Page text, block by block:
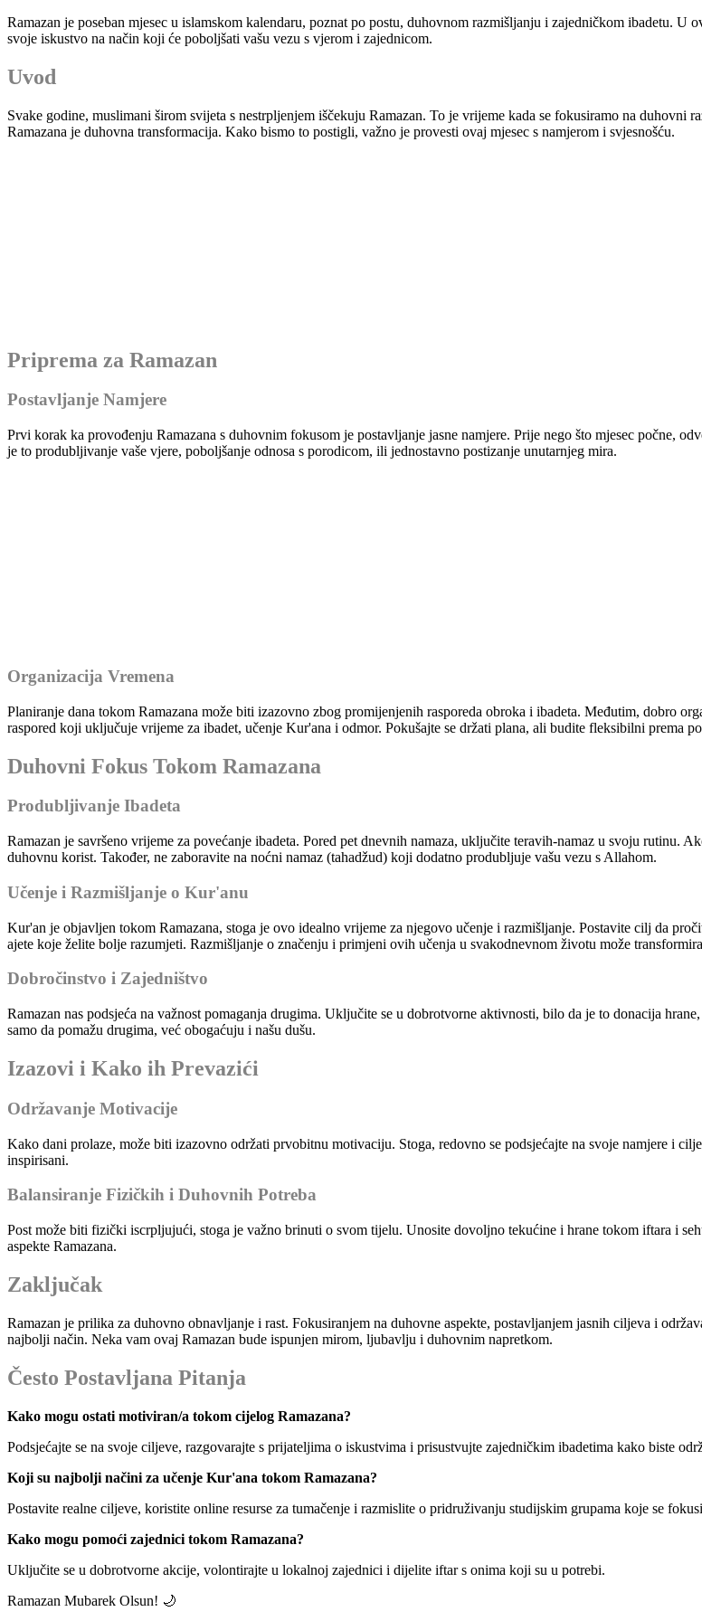
Ramazan je poseban mjesec u islamskom kalendaru, poznat po postu, duhovnom razmišljanju i zajedničkom ibadetu.
svoje iskustvo na način koji će poboljšati vašu vezu s vjerom i zajednicom.
Uvod
Svake godine, muslimani širom svijeta s nestrpljenjem iščekuju Ramazan. To je vrijeme kada se fokusiramo na
Ramazana je duhovna transformacija. Kako bismo to postigli, važno je provesti ovaj mjesec s namjerom i svjesnošću.
Priprema za Ramazan
Postavljanje Namjere
Prvi korak ka provođenju Ramazana s duhovnim fokusom je postavljanje jasne namjere. Prije nego što mjesec počne,
je to produbljivanje vaše vjere, poboljšanje odnosa s porodicom, ili jednostavno postizanje unutarnjeg mira.
Organizacija Vremena
Planiranje dana tokom Ramazana može biti izazovno zbog promijenjenih rasporeda obroka i ibadeta. Međutim, dobro
raspored koji uključuje vrijeme za ibadet, učenje Kur'ana i odmor. Pokušajte se držati plana, ali budite fleksibilni prema
Duhovni Fokus Tokom Ramazana
Produbljivanje Ibadeta
Ramazan je savršeno vrijeme za povećanje ibadeta. Pored pet dnevnih namaza, uključite teravih-namaz u svoju rutinu.
duhovnu korist. Također, ne zaboravite na noćni namaz (tahadžud) koji dodatno produbljuje vašu vezu s Allahom.
Učenje i Razmišljanje o Kur'anu
Kur'an je objavljen tokom Ramazana, stoga je ovo idealno vrijeme za njegovo učenje i razmišljanje. Postavite cilj da
ajete koje želite bolje razumjeti. Razmišljanje o značenju i primjeni ovih učenja u svakodnevnom životu može
Dobročinstvo i Zajedništvo
Ramazan nas podsjeća na važnost pomaganja drugima. Uključite se u dobrotvorne aktivnosti, bilo da je to donacija
samo da pomažu drugima, već obogaćuju i našu dušu.
Izazovi i Kako ih Prevazići
Održavanje Motivacije
Kako dani prolaze, može biti izazovno održati prvobitnu motivaciju. Stoga, redovno se podsjećajte na svoje namjere i
inspirisani.
Balansiranje Fizičkih i Duhovnih Potreba
Post može biti fizički iscrpljujući, stoga je važno brinuti o svom tijelu. Unosite dovoljno tekućine i hrane tokom iftara i
aspekte Ramazana.
Zaključak
Ramazan je prilika za duhovno obnavljanje i rast. Fokusiranjem na duhovne aspekte, postavljanjem jasnih ciljeva i
najbolji način. Neka vam ovaj Ramazan bude ispunjen mirom, ljubavlju i duhovnim napretkom.
Često Postavljana Pitanja
Kako mogu ostati motiviran/a tokom cijelog Ramazana?
Podsjećajte se na svoje ciljeve, razgovarajte s prijateljima o iskustvima i prisustvujte zajedničkim ibadetima kako biste
Koji su najbolji načini za učenje Kur'ana tokom Ramazana?
Postavite realne ciljeve, koristite online resurse za tumačenje i razmislite o pridruživanju studijskim grupama koje se
Kako mogu pomoći zajednici tokom Ramazana?
Uključite se u dobrotvorne akcije, volontirajte u lokalnoj zajednici i dijelite iftar s onima koji su u potrebi.
Ramazan Mubarek Olsun! 🌙